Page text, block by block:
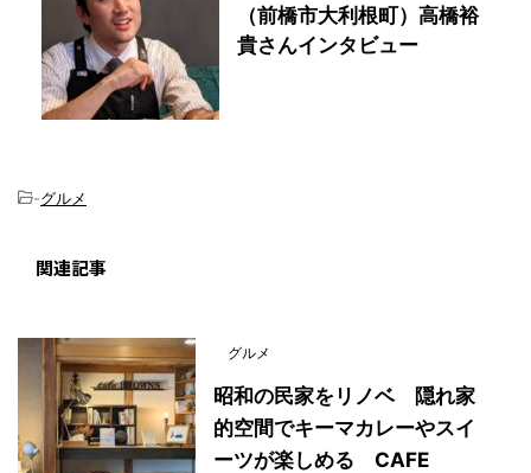
（前橋市大利根町）高橋裕
貴さんインタビュー
-グルメ
関連記事
グルメ
昭和の民家をリノベ 隠れ家
的空間でキーマカレーやスイ
ーツが楽しめる CAFE